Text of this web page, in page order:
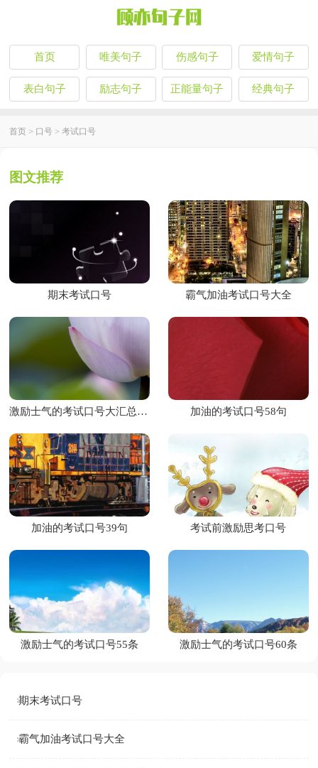
首页 唯美句子 伤感句子 爱情句子
表白句子 励志句子 正能量句子 经典句子
首页 > 口号 > 考试口号
图文推荐
期末考试口号 霸气加油考试口号大全
激励士气的考试口号大汇总39条 加油的考试口号58句
加油的考试口号39句 考试前激励思考口号
激励士气的考试口号55条 激励士气的考试口号60条
期末考试口号
霸气加油考试口号大全